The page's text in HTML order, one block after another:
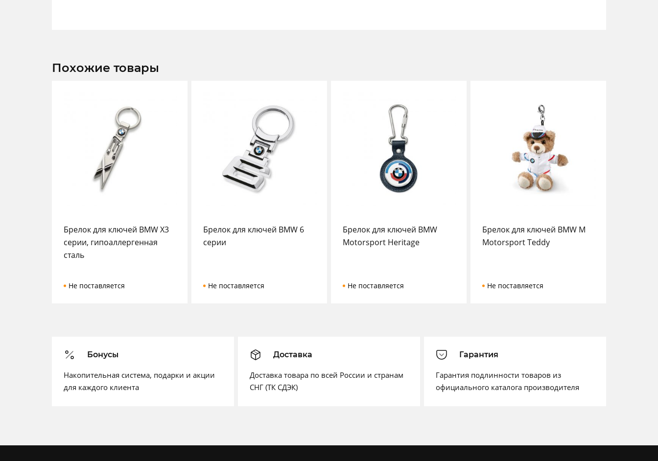
Похожие товары
Брелок для ключей BMW X3
серии, гипоаллергенная
сталь
Не поставляется
Брелок для ключей BMW 6
серии
Не поставляется
Брелок для ключей BMW
Motorsport Heritage
Не поставляется
Брелок для ключей BMW M
Motorsport Teddy
Не поставляется
Бонусы
Накопительная система, подарки и акции
для каждого клиента
Доставка
Доставка товара по всей России и странам
СНГ (ТК СДЭК)
Гарантия
Гарантия подлинности товаров из
официального каталога производителя